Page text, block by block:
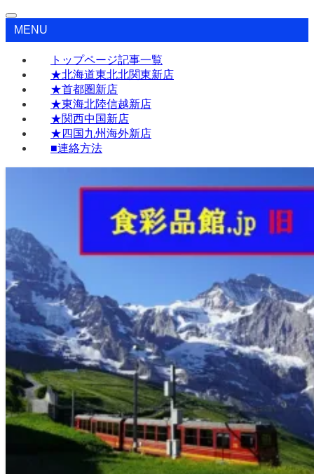
MENU
トップページ記事一覧
★北海道東北北関東新店
★首都圏新店
★東海北陸信越新店
★関西中国新店
★四国九州海外新店
■連絡方法